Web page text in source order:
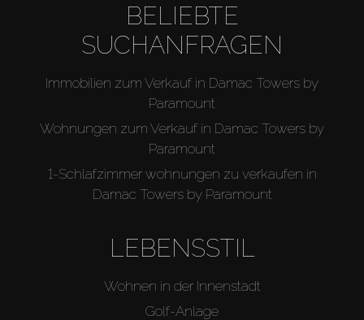
BELIEBTE
SUCHANFRAGEN
Immobilien zum Verkauf in Damac Towers by
Paramount
Wohnungen zum Verkauf in Damac Towers by
Paramount
1-Schlafzimmer wohnungen zu verkaufen in
Damac Towers by Paramount
LEBENSSTIL
Wohnen in der Innenstadt
Golf-Anlage